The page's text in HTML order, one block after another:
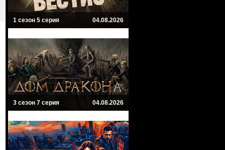
1 сезон 5 серия 04.08.2026
3 сезон 7 серия 04.08.2026